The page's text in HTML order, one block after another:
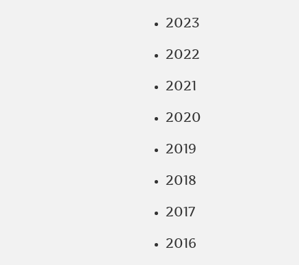
2023
2022
2021
2020
2019
2018
2017
2016